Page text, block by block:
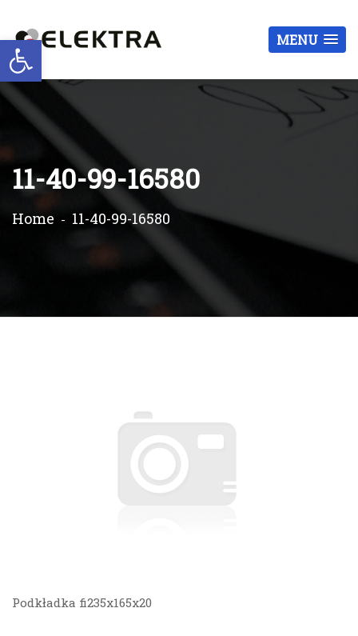
Otwórz pasek narzędzi MENU
11-40-99-16580
Home 11-40-99-16580
Podkładka fi235x165x20